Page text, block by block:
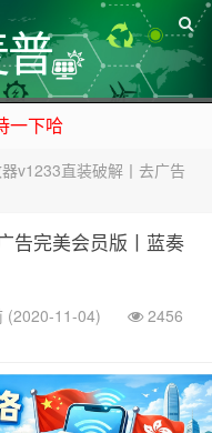
一下哈
v1233直装破解丨去广告
告完美会员版丨蓝奏
(2020-11-04)
2456